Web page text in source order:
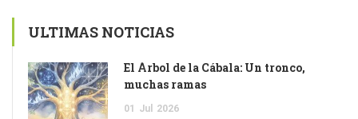
ULTIMAS NOTICIAS
El Árbol de la Cábala: Un tronco,
muchas ramas
01 Jul 2026